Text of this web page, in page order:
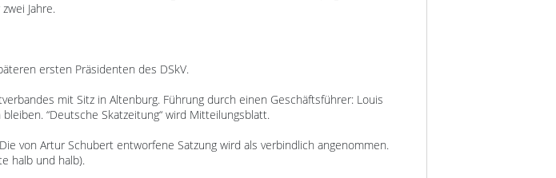
Jahre.
ersten Präsidenten des DSkV.
mit Sitz in Altenburg. Führung durch einen Geschäftsführer: Louis
“Deutsche Skatzeitung“ wird Mitteilungsblatt.
von Artur Schubert entworfene Satzung wird als verbindlich angenommen.
halb und halb).